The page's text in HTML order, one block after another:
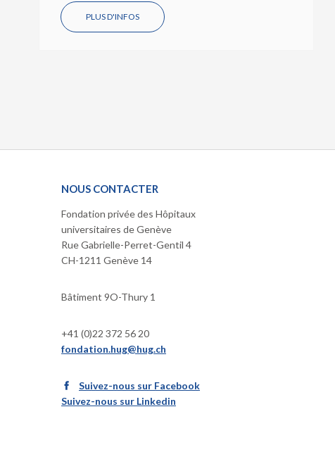
PLUS D'INFOS
NOUS CONTACTER
Fondation privée des Hôpitaux
universitaires de Genève
Rue Gabrielle-Perret-Gentil 4
CH-1211 Genève 14
Bâtiment 9O-Thury 1
+41 (0)22 372 56 20
fondation.hug@hug.ch
Suivez-nous sur Facebook
Suivez-nous sur Linkedin